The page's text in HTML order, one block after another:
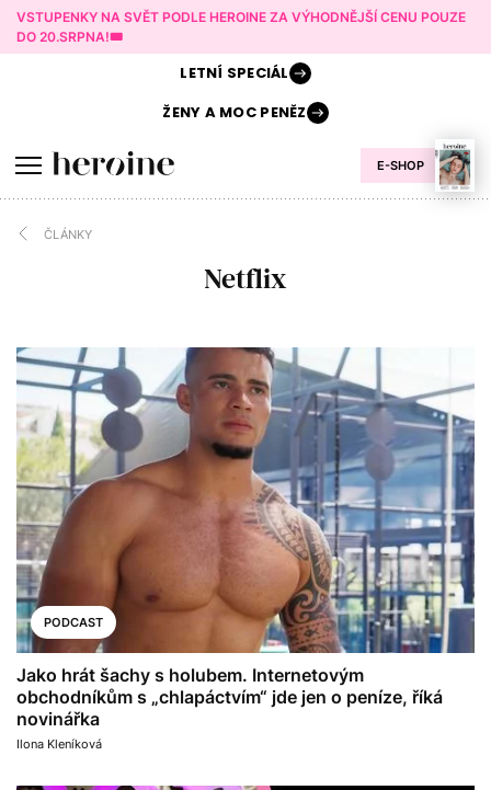
VSTUPENKY NA SVĚT PODLE HEROINE ZA VÝHODNĚJŠÍ CENU POUZE
DO 20.SRPNA!🎟️
E-SHOP
LETNÍ SPECIÁL
ŽENY AMOC PENĚZ
ČLÁNKY
Netflix
PODCAST
Jako hrát šachy s holubem. Internetovým
obchodníkům s „chlapáctvím“ jde jen o peníze, říká
novinářka
Ilona Kleníková